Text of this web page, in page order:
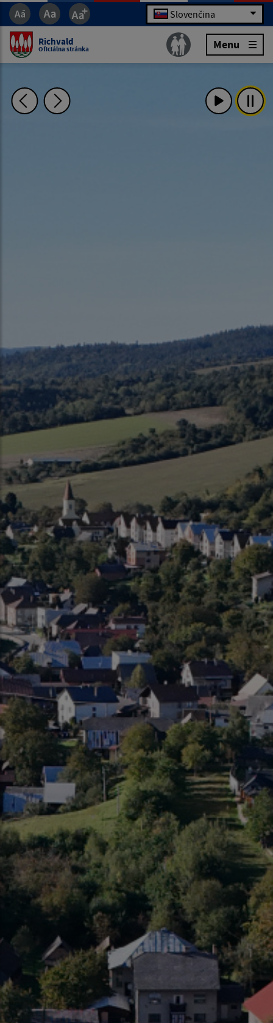
Slovenčina
Richvald
Oficiálna stránka Menu